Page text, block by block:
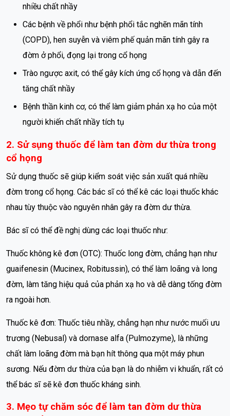
nhiều chất nhầy
Các bệnh về phổi như bệnh phổi tắc nghẽn mãn tính
(COPD), hen suyễn và viêm phế quản mãn tính gây ra
đờm ở phổi, đọng lại trong cổ họng
Trào ngược axit, có thể gây kích ứng cổ họng và dẫn đến
tăng chất nhầy
Bệnh thần kinh cơ, có thể làm giảm phản xạ ho của một
người khiến chất nhầy tích tụ
2. Sử sụng thuốc để làm tan đờm dư thừa trong
cổ họng
Sử dụng thuốc sẽ giúp kiểm soát việc sản xuất quá nhiều
đờm trong cổ họng. Các bác sĩ có thể kê các loại thuốc khác
nhau tùy thuộc vào nguyên nhân gây ra đờm dư thừa.
Bác sĩ có thể đề nghị dùng các loại thuốc như:
Thuốc không kê đơn (OTC): Thuốc long đờm, chẳng hạn như
guaifenesin (Mucinex, Robitussin), có thể làm loãng và long
đờm, làm tăng hiệu quả của phản xạ ho và dễ dàng tống đờm
ra ngoài hơn.
Thuốc kê đơn: Thuốc tiêu nhầy, chẳng hạn như nước muối ưu
trương (Nebusal) và dornase alfa (Pulmozyme), là những
chất làm loãng đờm mà bạn hít thông qua một máy phun
sương. Nếu đờm dư thừa của bạn là do nhiễm vi khuẩn, rất có
thể bác sĩ sẽ kê đơn thuốc kháng sinh.
3. Mẹo tự chăm sóc để làm tan đờm dư thừa